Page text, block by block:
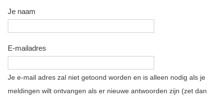
Je naam
E-mailadres
Je e-mail adres zal niet getoond worden en is alleen nodig als je
meldingen wilt ontvangen als er nieuwe antwoorden zijn (zet dan